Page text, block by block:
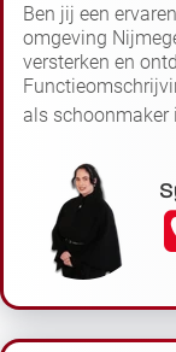
Ben jij een
omgeving
versterken en
als schoonmaker